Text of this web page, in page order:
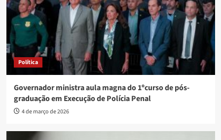
Política
Governador ministra aula magna do 1ºcurso de pós-
graduação em Execução de Polícia Penal
4 de março de 2026